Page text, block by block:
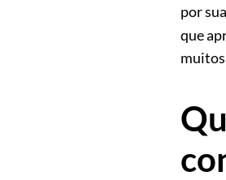
por
que
muitos